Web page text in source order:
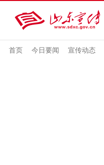
首页 今日要闻 宣传动态